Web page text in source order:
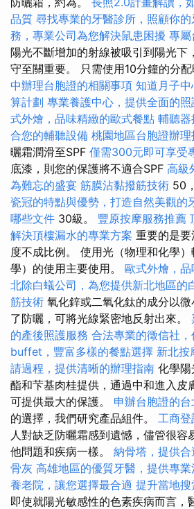
品質 尋找專業的牙醫診所，照顧你
務，專業公司為您解決鼠患困擾 專屬
陽光不斷增加的射線被吸引到陽光下
守至關重要。 只需使用10分鐘的分配
中辦理台胞證的相關事項 知道月子
算計劃 專業養護中心，提供全面的照
式外燴，品味精緻的歐式餐點 輔聽器
合您的輔聽設備 桃園地區台胞證辦
曬霜潤滑至SPF 僅需300元即可享受
底漆，則您的保護將不適合SPF 高級
為難忘的盛宴 筋膜沾黏撥筋技術 50
瓷冠的特點與優勢，打造自然美觀的
哪些文件 30級。 豐原按摩服務推薦
解決頂樓漏水的專業方案 重要的是要
度不成比例。 使用光（物理和化學
學）的使用主要使用。 歐式外燴，
北除白蟻公司，為您提供新北地區的
筋技術 氧化鋅或二氧化鈦的成分以
了防曬，可將光線緊密地反射出來。
的產後照護服務 合法專業的徵信社
buffet，豐富多樣的餐點選擇 新北按
請過程，提供清晰的辦理指南 化學陽
酯和芐基肉桂提供，通過中和進入皮
可提供最大的保護。 申辦台胞證的台
的選擇，我們研究產品組件。 工商登
人對缺乏防曬霜感到遺憾，儘管很容
他問題和疾病一樣。 納骨塔，提供
骨灰 高雄地區的優質牙醫，提供專業
養老院，讓您選擇最合適 提升當地
即使就陽光敏感性的色素疾病而言，